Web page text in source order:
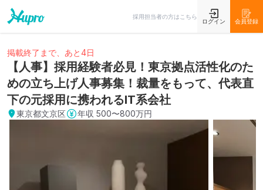
採用担当者の方はこちら
ログイン 会員登録
掲載終了まで、あと4日
【人事】採用経験者必見！東京拠点活性化のた
めの立ち上げ人事募集！裁量をもって、代表直
下の元採用に携われるIT系会社
東京都文京区 年収 500〜800万円